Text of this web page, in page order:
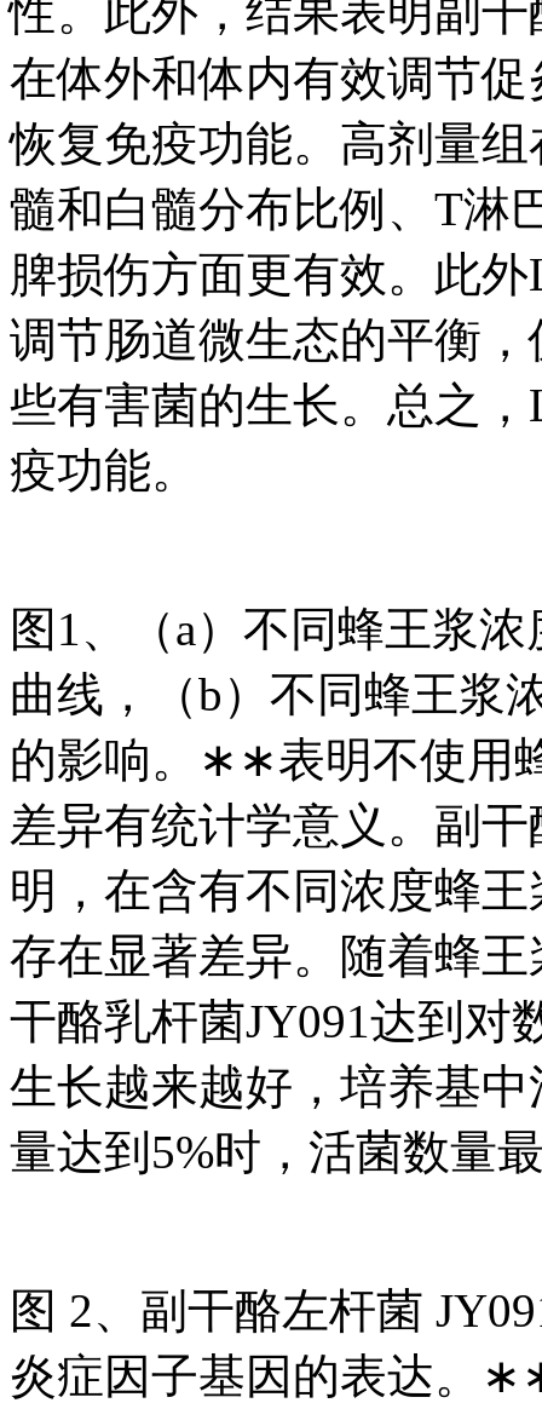
性。此外，结果表明副
在体外和体内有效调节
恢复免疫功能。高剂量
髓和白髓分布比例、T淋
脾损伤方面更有效。此
调节肠道微生态的平衡
些有害菌的生长。总之
疫功能。
图1、（a）不同蜂王浆
曲线，（b）不同蜂王浆
的影响。∗∗表明不使用
差异有统计学意义。副
明，在含有不同浓度蜂
存在显著差异。随着蜂
干酪乳杆菌JY091达到对
生长越来越好，培养基
量达到5%时，活菌数量
图 2、副干酪左杆菌
炎症因子基因的表达。